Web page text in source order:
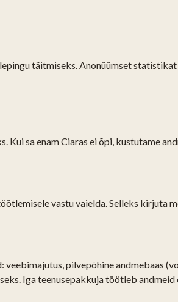
täitmiseks. Anonüümset
Kui sa enam Ciaras ei õpi, kustutame
vastu vaielda. Selleks kirjuta
pilvepõhine andmebaas
Iga teenusepakkuja töötleb